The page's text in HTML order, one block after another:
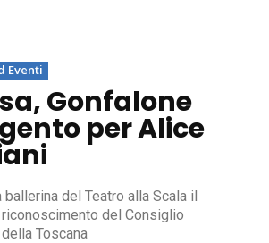
Eventi
Gonfalone
per Alice
ballerina del Teatro alla Scala il
del Consiglio
Toscana